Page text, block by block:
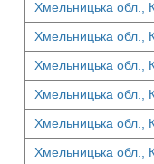
Хмельницька обл.,
Хмельницька обл.,
Хмельницька обл.,
Хмельницька обл.,
Хмельницька обл.,
Хмельницька обл.,